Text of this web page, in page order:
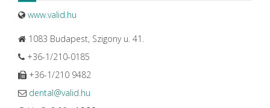
www.valid.hu
1083 Budapest, Szigony u. 41.
+36-1/210-0185
+36-1/210 9482
dental@valid.hu